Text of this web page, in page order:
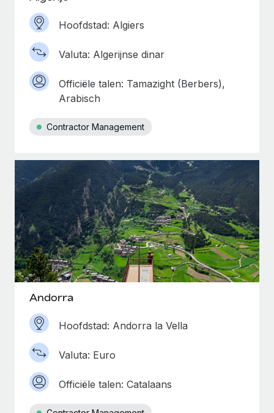
Hoofdstad: Algiers
Valuta: Algerijnse dinar
Officiële talen: Tamazight (Berbers),
Arabisch
Contractor Management
Andorra
Hoofdstad: Andorra la Vella
Valuta: Euro
Officiële talen: Catalaans